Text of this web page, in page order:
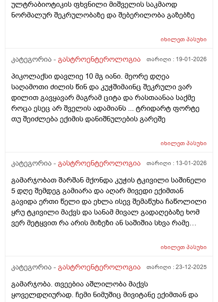
ულტრაბიოტიკის ფხვნილი მიშველის საკმაოდ
ნორმალურ შეკრულობაზე და შებერილობა გაზებზე
იხილეთპასუხი
კატეგორია - გასტროენტეროლოგია თარიღი : 19-01-2026
პიკოლაქსი დავლიე 10 მგ იანი. მეორე დღეა
საღამოთი ძილის წინ და კუჭშიმაინც შეკრული ვარ
დილით გავყავარ მაგრამ ციტა და რასთაანაა საქმე
როცა ესეც არ შველის ადამიანს ... ტრიდარტ ფორტე
თუ შეიძლება ექიმის დანიშნულების გარეშე
იხილეთპასუხი
კატეგორია - გასტროენტეროლოგია თარიღი : 13-01-2026
გამარჯობათ შარშან მქონდა კუჭის ტკივილი საშინელი
5 დღე შემდეგ გამიარა და აღარ მივედი ექიმთან
გავიდა ერთი წელი და ეხლა ისევ შემაწუხა ჩაწოლილი
ყრუ ტკივილი მაქვს და სანამ მივალ გადაღებაზე ხომ
ვერ მეტყვით რა არის მიზეზი ან საშიშია სხვა რამე
რომ იცის ტკივილი ეგეთი მაქვს გაზების დაგროვებამ
ხომარ იცის გადატანითი ტკივილი
იხილეთპასუხი
კატეგორია - გასტროენტეროლოგია თარიღი :23-12-2025
გამარჯობა. თვეებია აშლილობა მაქვს
ყოველდღიურად. ჩემი ნიმუშიც მივიტანე ექიმთან და